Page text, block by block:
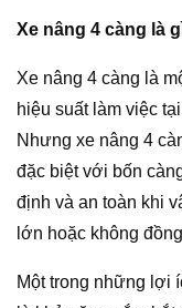
Xe nâng 4 càng là
Xe nâng 4 càng là
hiệu suất làm việc
Nhưng xe nâng 4
đặc biệt với bốn
định và an toàn khi
lớn hoặc không
Một trong những lợi